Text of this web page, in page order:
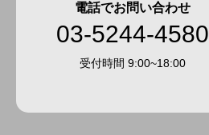
電話でお問い合わせ
03-5244-4580
受付時間 9:00~18:00